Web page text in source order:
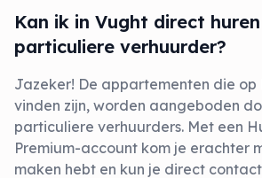
Kan ik in Vught direct
particuliere verhuurder?
Jazeker! De appartementen die op
vinden zijn, worden aangeboden
particuliere verhuurders. Met een
Premium-account kom je erachter
maken hebt en kun je direct